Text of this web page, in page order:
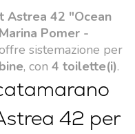
Astrea 42 "Ocean
Pomer -
sistemazione per
, con 4 toilette(i).
42 per